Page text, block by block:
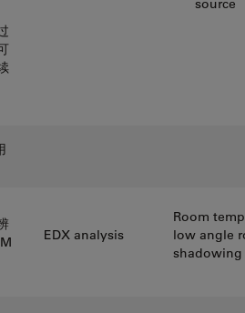
source
EDX analysis
Room
low angle
shadowing